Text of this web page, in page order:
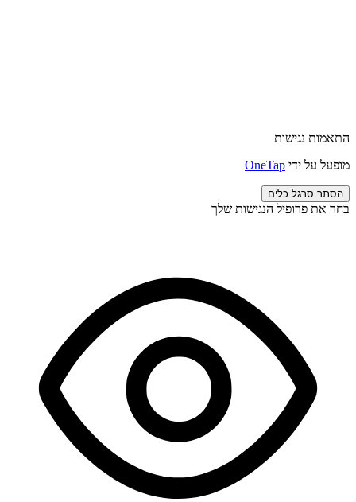
התאמות נגישות
מופעל על ידי OneTap
הסתר סרגל כלים
בחר את פרופיל הנגישות שלך